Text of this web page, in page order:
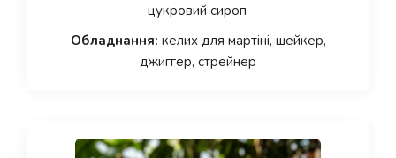
цукровий сироп
Обладнання: келих для мартіні, шейкер,
джиггер, стрейнер